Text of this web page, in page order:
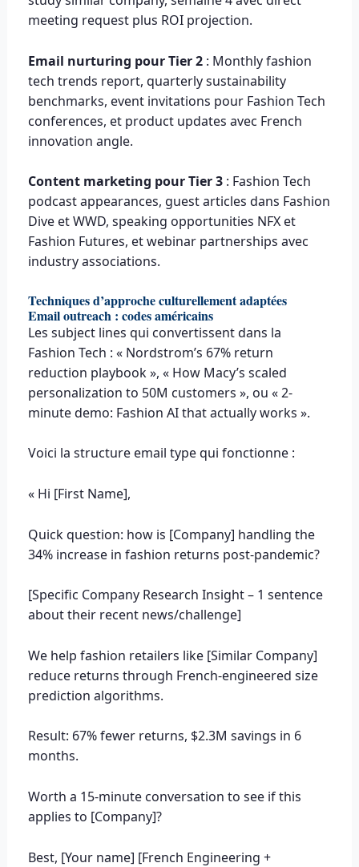
meeting request plus ROI projection.
Email nurturing pour Tier 2 : Monthly fashion
tech trends report, quarterly sustainability
benchmarks, event invitations pour Fashion Tech
conferences, et product updates avec French
innovation angle.
Content marketing pour Tier 3: Fashion Tech
podcast appearances, guest articles dans Fashion
Dive et WWD, speaking opportunities NFX et
Fashion Futures, et webinar partnerships avec
industry associations.
Techniques d’approche culturellement adaptées
Email outreach : codes américains
Les subject lines qui convertissent dans la
Fashion Tech : « Nordstrom’s 67% return
reduction playbook », « How Macy’s scaled
personalization to 50M customers », ou « 2-
minute demo: Fashion AI that actually works ».
Voici la structure email type qui fonctionne :
« Hi [First Name],
Quick question: how is [Company] handling the
34% increase in fashion returns post-pandemic?
[Specific Company Research Insight – 1 sentence
about their recent news/challenge]
We help fashion retailers like [Similar Company]
reduce returns through French-engineered size
prediction algorithms.
Result: 67% fewer returns, $2.3M savings in 6
months.
Worth a 15-minute conversation to see if this
applies to [Company]?
Best, [Your name] [French Engineering +